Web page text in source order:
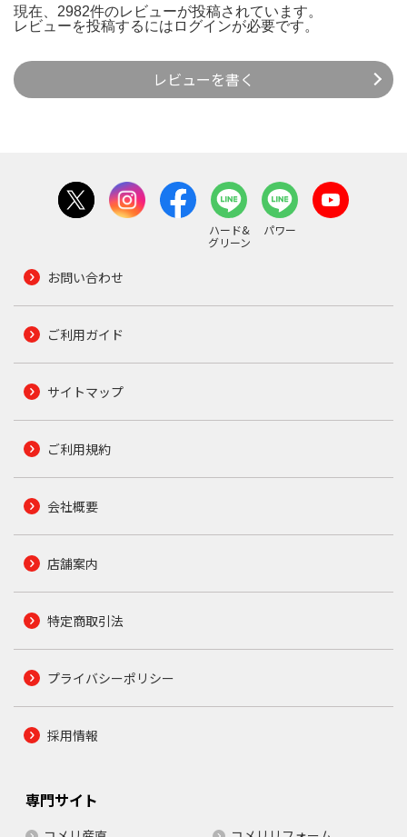
現在、2982件のレビューが投稿されています。
レビューを投稿するには ログインが必要です。
レビューを書く
ハード&
グリーン
パワー
お問い合わせ
ご利用ガイド
サイトマップ
ご利用規約
会社概要
店舗案内
特定商取引法
プライバシーポリシー
採用情報
専門サイト